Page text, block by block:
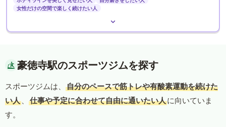
女性だけの空間で楽しく続けたい人
豪徳寺駅のスポーツジムを探す
スポーツジムは、
自分のペースで筋トレや有酸素運動を続けた
い人 、 仕事や予定に合わせて自由に通いたい人に向いていま
す。